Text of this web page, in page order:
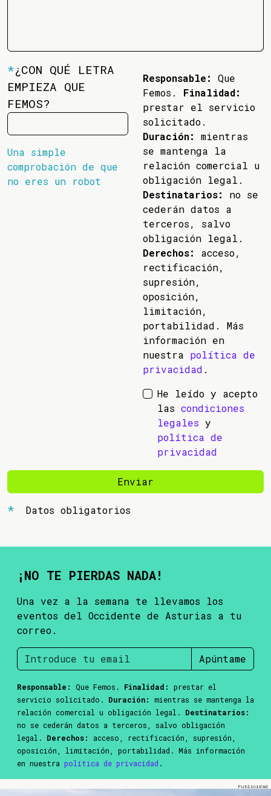
*¿CON QUÉ LETRA
EMPIEZA QUE
FEMOS?
Una simple
comprobación de que
no eres un robot
Responsable:
Que
Femos. Finalidad:
prestar el servicio
solicitado.
Duración:
mientras
se mantenga la
relación comercial u
obligación legal.
Destinatarios:
no se
cederán datos a
terceros, salvo
obligación legal.
Derechos:
acceso,
rectificación,
supresión,
oposición,
limitación,
portabilidad. Más
información en
nuestra política de
privacidad .
He leído y acepto
las condiciones
legales y
política de
privacidad
Enviar
Datos obligatorios
¡NO TE PIERDAS NADA!
Una vez a la semana te llevamos los
eventos del Occidente de Asturias a tu
correo.
Apúntame
Responsable: Que Femos. Finalidad:
prestar el
servicio solicitado. Duración:
mientras se mantenga la
relación comercial u obligación legal. Destinatarios:
no se cederán datos a terceros, salvo obligación
legal. Derechos:
acceso, rectificación, supresión,
oposición, limitación, portabilidad. Más información
en nuestra política de privacidad .